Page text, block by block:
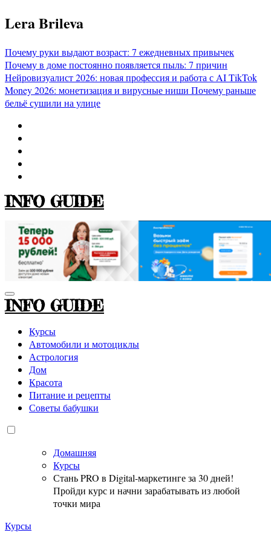
Перейти
к
Lera Brileva
Почему руки выдают возраст: 7 ежедневных привычек
Почему в доме постоянно появляется пыль: 7 причин
Нейровизуалист 2026: новая профессия и работа с AITikTok
Money 2026: монетизация и вирусные ниши Почему раньше
бельё сушили на улице
INFO GUIDE
INFO GUIDE
Курсы
Автомобили и мотоциклы
Астрология
Дом
Красота
Питание и рецепты
Советы бабушки
Домашняя
Курсы
Стань PRO в Digital-маркетинге за 30 дней!
Пройди курс и начни зарабатывать из любой
точки мира
Курсы